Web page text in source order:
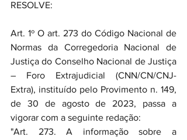
RESOLVE:
Art. 1º O art. 273 do Código Nacional de
Normas da Corregedoria Nacional de
Justiça do Conselho Nacional de Justiça
– Foro Extrajudicial (CNN/CN/CNJ-
Extra), instituído pelo Provimento n. 149,
de 30 de agosto de 2023, passa a
vigorar com a seguinte redação:
"Art. 273. A informação sobre a